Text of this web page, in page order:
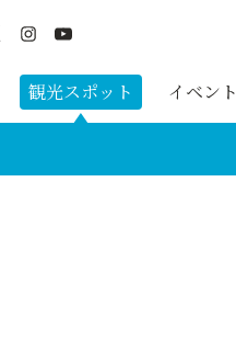
観光スポット イベント